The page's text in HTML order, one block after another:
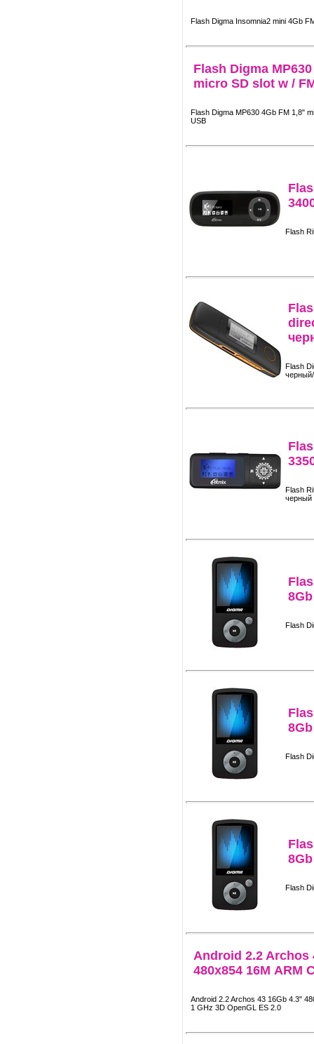
Flash Digma Insomnia2 mini 4Gb
Flash Digma
micro SD slot w /
Flash Digma MP630 4Gb FM 1,8"
USB
Flash
Flash
Flash
черный
Flash
Flash
Flash
Android 2.2 Archos
480x854 16М ARM
Android 2.2 Archos 43 16Gb 4.3"
1 GHz 3D OpenGL ES 2.0